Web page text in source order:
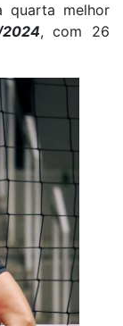
melhor
, com 26